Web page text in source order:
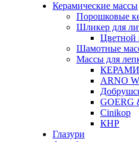
Керамические массы
Порошковые
Шликер для
Цветной
Шамотные
Массы для
ARNO
GOERG
Cinikop
КНР
Глазури